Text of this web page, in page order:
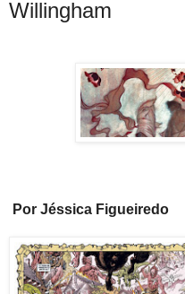
Willingham
Por Jéssica Figueiredo